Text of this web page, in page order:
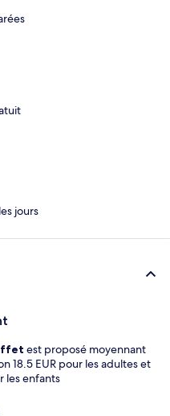
jours
est proposé moyennant
18.5 EUR pour les adultes et
les enfants